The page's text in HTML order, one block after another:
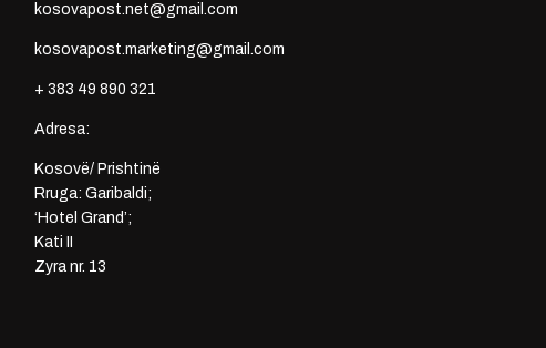
kosovapost.net@gmail.com
kosovapost.marketing@gmail.com
+ 383 49 890 321
Adresa:
Kosovë/ Prishtinë
Rruga: Garibaldi;
‘Hotel Grand’;
Kati II
Zyra nr. 13